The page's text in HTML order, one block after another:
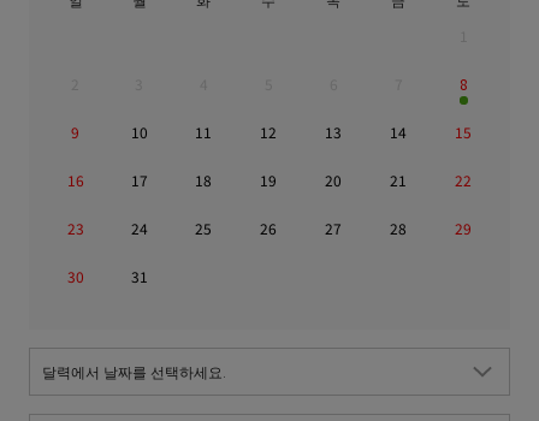
8
9 10 11 12 13 14 15
16 17 18 19 20 21 22
23 24 25 26 27 28 29
30 31